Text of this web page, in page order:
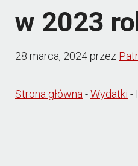
w 2023
28 marca, 2024przez
Strona główna-Wydatki -